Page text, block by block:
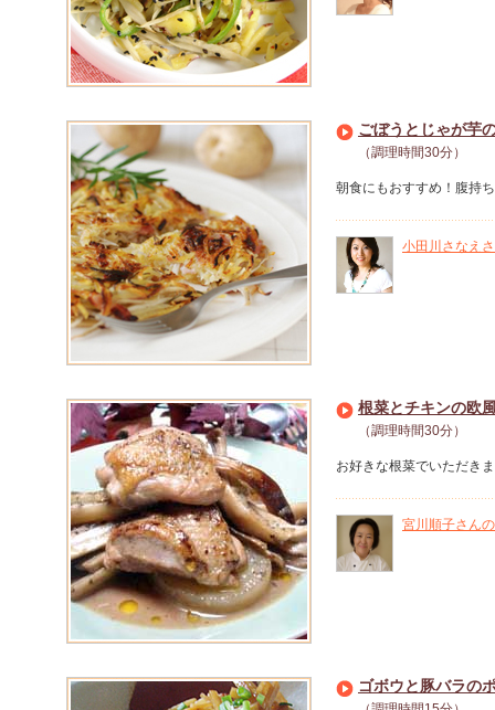
ごぼうとじゃが芋
（調理時間30分）
朝食にもおすすめ！腹持
小田川さなえ
根菜とチキンの欧
（調理時間30分）
お好きな根菜でいただき
宮川順子さん
ゴボウと豚バラの